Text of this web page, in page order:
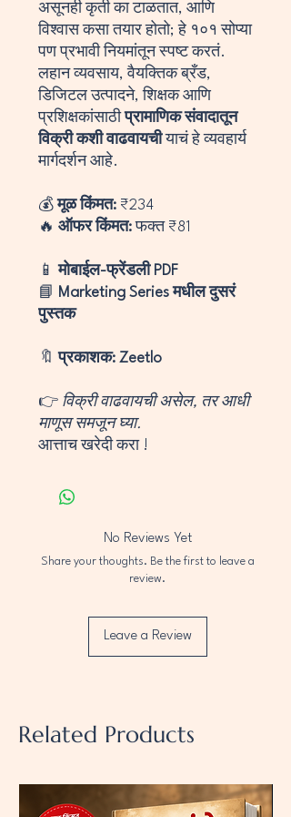
असूनही कृती का टाळतात, आणि
विश्वास कसा तयार होतो; हे १०१ सोप्या
पण प्रभावी नियमांतून स्पष्ट करतं.
लहान व्यवसाय, वैयक्तिक ब्रँड,
डिजिटल उत्पादने, शिक्षक आणि
प्रशिक्षकांसाठीप्रामाणिक संवादातून
विक्री कशी वाढवायचीयाचं हे व्यवहार्य
मार्गदर्शन आहे.
💰मूळ किंमत: ₹234
🔥 ऑफर किंमत:फक्त ₹81
📱मोबाईल-फ्रेंडली PDF
📘 Marketing Series मधील दुसरं
पुस्तक
🔖प्रकाशक: Zeetlo
👉 विक्री वाढवायची असेल, तर आधी
माणूस समजून घ्या.
आत्ताच खरेदी करा !
No Reviews Yet
Share your thoughts. Be the first to leave a
review.
Leave a Review
Related Products